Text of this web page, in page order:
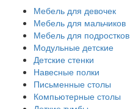
Мебель для девочек
Мебель для мальчиков
Мебель для подростков
Модульные детские
Детские стенки
Навесные полки
Письменные столы
Компьютерные столы